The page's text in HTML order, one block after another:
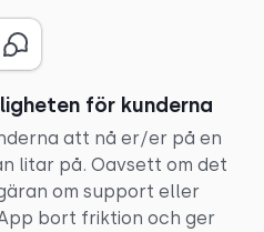
för kunderna
att nå er/er på en
litar på. Oavsett om det
om support eller
bort friktion och ger